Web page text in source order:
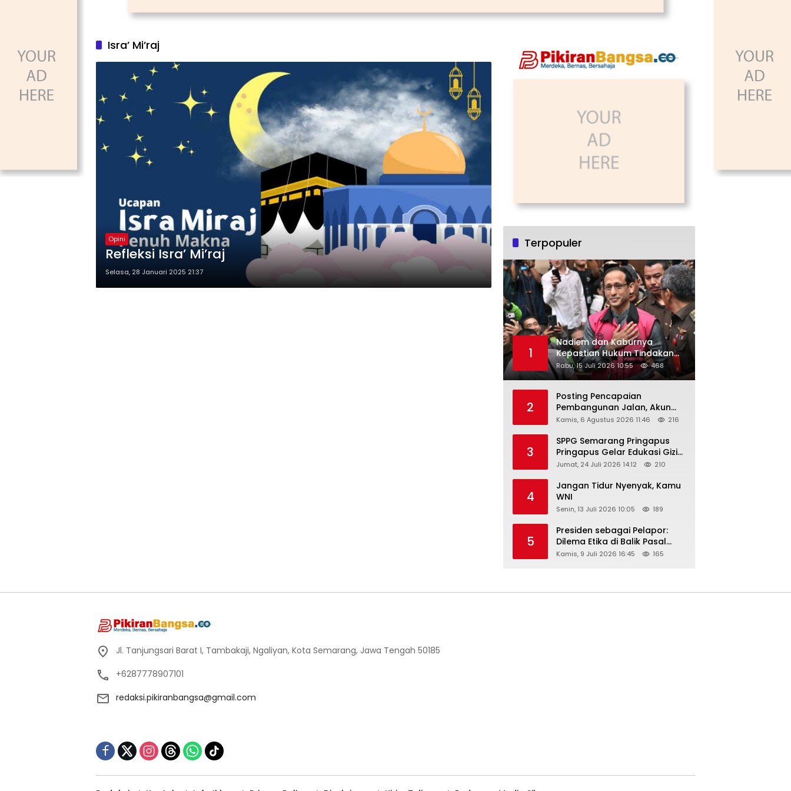
Isra’ Mi’raj
Opini
Refleksi Isra’ Mi’raj
Selasa, 28 Januari 2025 21:37
Terpopuler
1
Nadiem dan Kaburnya
Kepastian Hukum Tindakan
Pejabat Publik
Rabu, 15 Juli 2026 10:55 468
2
Posting Pencapaian
Pembangunan Jalan, Akun
Facebook Pemerintah
“Dirujak” Warganet
Kamis, 6 Agustus 2026 11:46 216
3
SPPG Semarang Pringapus
Pringapus Gelar Edukasi Gizi
di PAUD Bina Balita Peringati
Jumat, 24 Juli 2026 14:12 210
4
Jangan Tidur Nyenyak, Kamu
WNI
Senin, 13 Juli 2026 10:05 189
5
Presiden sebagai Pelapor:
Dilema Etika di Balik Pasal
218–220 KUHP
Kamis, 9 Juli 2026 16:45 165
Jl. Tanjungsari Barat I, Tambakaji, Ngaliyan, Kota Semarang, Jawa Tengah 50185
+6287778907101
redaksi.pikiranbangsa@gmail.com